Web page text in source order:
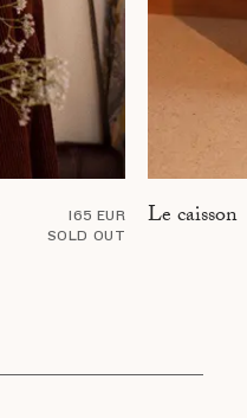
165 EUR
SOLD OUT
Le caisson